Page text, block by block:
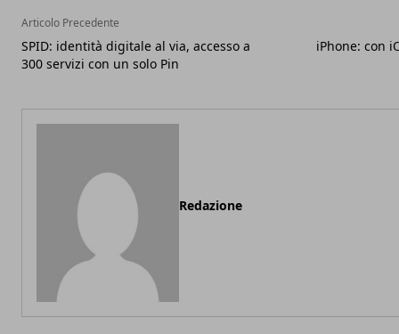
Articolo Precedente
SPID: identità digitale al via, accesso a
300 servizi con un solo Pin
iPhone: con
Redazione